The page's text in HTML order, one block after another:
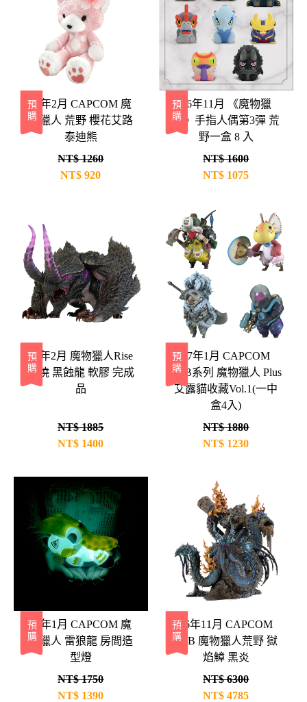
預購
27年2月 CAPCOM 魔
物獵人 荒野 櫻花艾路
泰迪熊
NT$ 1260
NT$ 920
預購26年11月 《魔物獵
人》手指人偶第3彈 荒
野一盒 8 入
NT$ 1600
NT$ 1075
預購
27年2月 魔物獵人Rise
破曉 黑蝕龍 軟膠 完成
品
NT$ 1885
NT$ 1400
預購 27年1月 CAPCOM
CFB系列 魔物獵人 Plus
艾露貓收藏Vol.1(一中
盒4入)
NT$ 1880
NT$ 1230
預購
27年1月 CAPCOM 魔
物獵人 雷狼龍 房間造
型燈
NT$ 1750
NT$ 1390
預購26年11月 CAPCOM
CFB 魔物獵人荒野 獄
焰鱆 黑炎
NT$ 6300
NT$ 4785